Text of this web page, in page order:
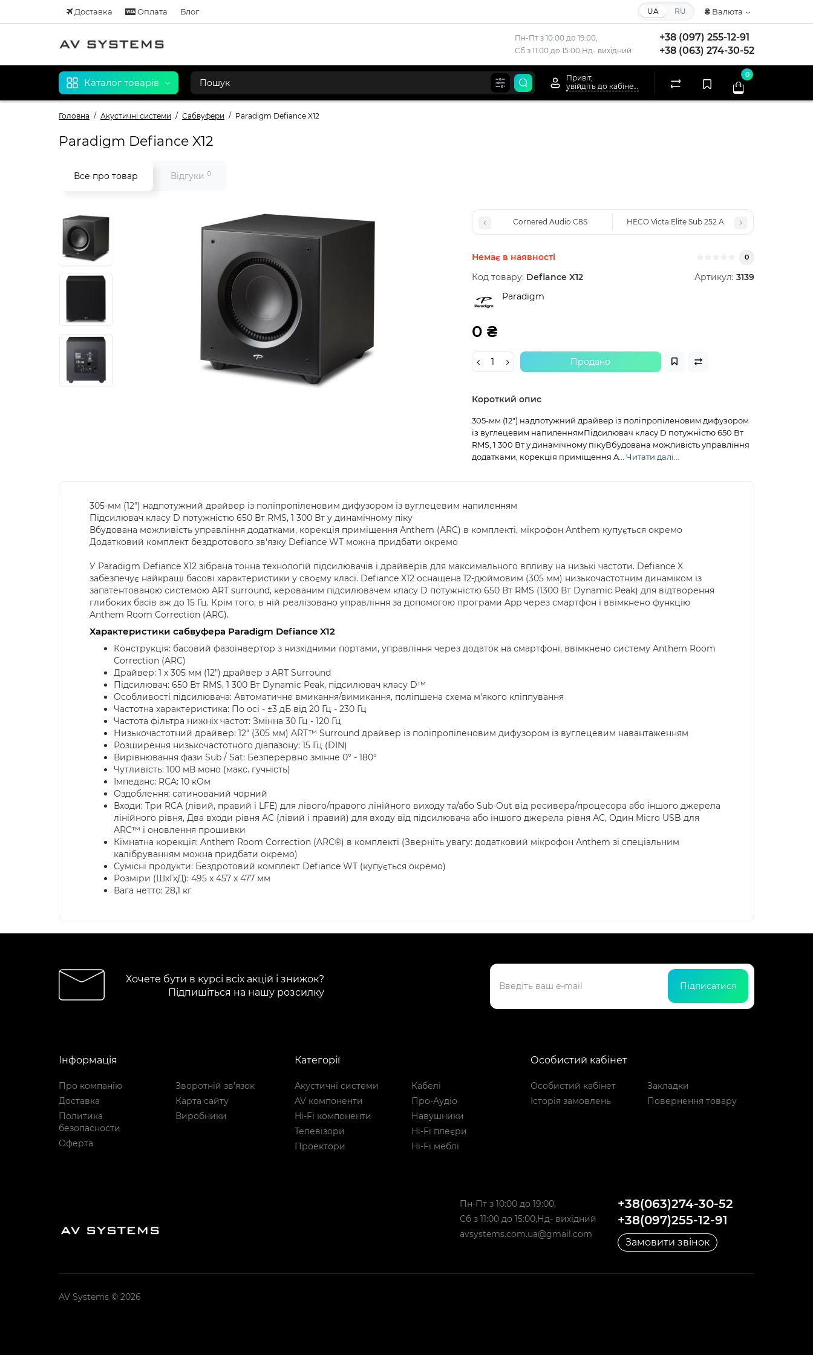
Доставка Оплата Блог ₴ Валюта
UA RU
Пн-Пт з 10:00 до 19:00,
Сб з 11:00 до 15:00,Нд- вихідний
+38 (097) 255-12-91
+38 (063) 274-30-52
Каталог товарів
Привіт,
увійдіть до кабінету
0
Головна Акустичні системи Сабвуфери Paradigm Defiance X12
Paradigm Defiance X12
Все про товар Відгуки 0
Cornered Audio C8S HECO Victa Elite Sub 252 A
Немає в наявності 0
Код товару: Defiance X12 Артикул: 3139
Paradigm
0 ₴
Продано
Короткий опис
305-мм (12") надпотужний драйвер із поліпропіленовим дифузором
із вуглецевим напиленнямПідсилювач класу D потужністю 650 Вт
RMS, 1 300 Вт у динамічному пікуВбудована можливість управління
додатками, корекція приміщення A... Читати далі...
305-мм (12") надпотужний драйвер із поліпропіленовим дифузором із вуглецевим напиленням
Підсилювач класу D потужністю 650 Вт RMS, 1 300 Вт у динамічному піку
Вбудована можливість управління додатками, корекція приміщення Anthem (ARC) в комплекті, мікрофон Anthem купується окремо
Додатковий комплект бездротового зв'язку Defiance WT можна придбати окремо
У Paradigm Defiance X12 зібрана тонна технологій підсилювачів і драйверів для максимального впливу на низькі частоти. Defiance X
забезпечує найкращі басові характеристики у своєму класі. Defiance X12 оснащена 12-дюймовим (305 мм) низькочастотним динаміком із
запатентованою системою ART surround, керованим підсилювачем класу D потужністю 650 Вт RMS (1300 Вт Dynamic Peak) для відтворення
глибоких басів аж до 15 Гц. Крім того, в ній реалізовано управління за допомогою програми App через смартфон і ввімкнено функцію
Anthem Room Correction (ARC).
Характеристики сабвуфера Paradigm Defiance X12
Конструкція: басовий фазоінвертор з низхідними портами, управління через додаток на смартфоні, ввімкнено систему Anthem Room
Correction (ARC)
Драйвер: 1 x 305 мм (12″) драйвер з ART Surround
Підсилювач: 650 Вт RMS, 1 300 Вт Dynamic Peak, підсилювач класу D™
Особливості підсилювача: Автоматичне вмикання/вимикання, поліпшена схема м'якого кліппування
Частотна характеристика: По осі - ±3 дБ від 20 Гц - 230 Гц
Частота фільтра нижніх частот: Змінна 30 Гц - 120 Гц
Низькочастотний драйвер: 12″ (305 мм) ART™ Surround драйвер із поліпропіленовим дифузором із вуглецевим навантаженням
Розширення низькочастотного діапазону: 15 Гц (DIN)
Вирівнювання фази Sub / Sat: Безперервно змінне 0° - 180°
Чутливість: 100 мВ моно (макс. гучність)
Імпеданс: RCA: 10 кОм
Оздоблення: сатинований чорний
Входи: Три RCA (лівий, правий і LFE) для лівого/правого лінійного виходу та/або Sub-Out від ресивера/процесора або іншого джерела
лінійного рівня, Два входи рівня АС (лівий і правий) для входу від підсилювача або іншого джерела рівня АС, Один Micro USB для
ARC™ і оновлення прошивки
Кімнатна корекція: Anthem Room Correction (ARC®) в комплекті (Зверніть увагу: додатковий мікрофон Anthem зі спеціальним
калібруванням можна придбати окремо)
Сумісні продукти: Бездротовий комплект Defiance WT (купується окремо)
Розміри (ШхГхД): 495 x 457 x 477 мм
Вага нетто: 28,1 кг
Хочете бути в курсі всіх акцій і знижок?
Підпишіться на нашу розсилку
Підписатися
Інформація
Про компанію
Доставка
Политика
безопасности
Оферта
Зворотній зв’язок
Карта сайту
Виробники
Категорії
Акустичні системи
AV компоненти
Hi-Fi компоненти
Телевізори
Проектори
Кабелі
Про-Аудіо
Навушники
Hi-Fi плеєри
Hi-Fi меблі
Особистий кабінет
Особистий кабінет
Історія замовлень
Закладки
Повернення товару
Пн-Пт з 10:00 до 19:00,
Сб з 11:00 до 15:00,Нд- вихідний
avsystems.com.ua@gmail.com
+38(063)274-30-52
+38(097)255-12-91
Замовити звінок
AV Systems © 2026